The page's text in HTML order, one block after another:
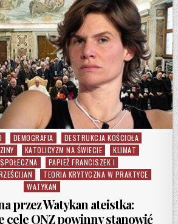
DEMOGRAFIA
DESTRUKCJA KOŚCIOŁA
KATOLICYZM NA ŚWIECIE
KLIMAT
PAPIEŻ FRANCISZEK I
TEORIA KRYTYCZNA W PRAKTYCE
WATYKAN
przez Watykan ateistka:
cele ONZ powinny stanowić